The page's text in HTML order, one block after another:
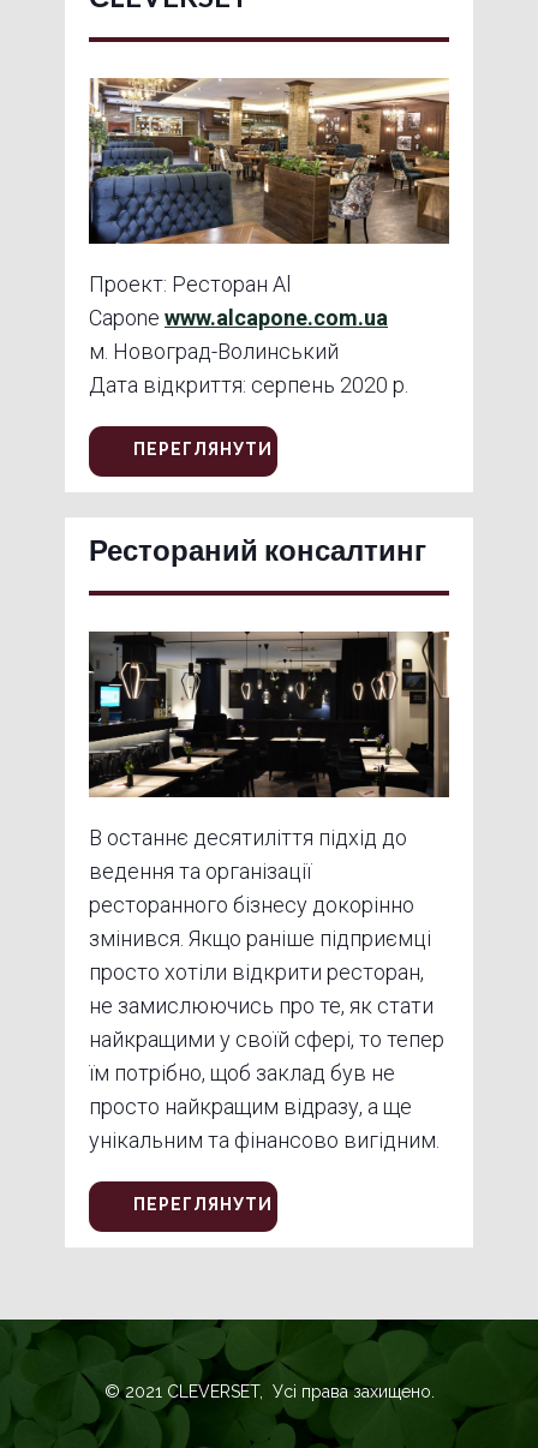
Проект: Ресторан Al
Capone www.alcapone.com.ua
м. Новоград-Волинський
Дата відкриття: серпень 2020 р.
ПЕРЕГЛЯНУТИ
Рестораний консалтинг
В останнє десятиліття підхід до
ведення та організації
ресторанного бізнесу докорінно
змінився. Якщо раніше підприємці
просто хотіли відкрити ресторан,
не замислюючись про те, як стати
найкращими у своїй сфері, то тепер
їм потрібно, щоб заклад був не
просто найкращим відразу, а ще
унікальним та фінансово вигідним.
ПЕРЕГЛЯНУТИ
© 2021 CLEVERSET, Усі права захищено.